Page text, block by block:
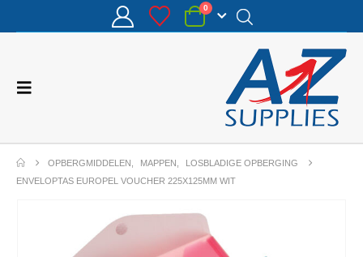
0
OPBERGMIDDELEN MAPPEN
LOSBLADIGE OPBERGING
ENVELOPTAS EUROPEL VOUCHER 225X125MM WIT